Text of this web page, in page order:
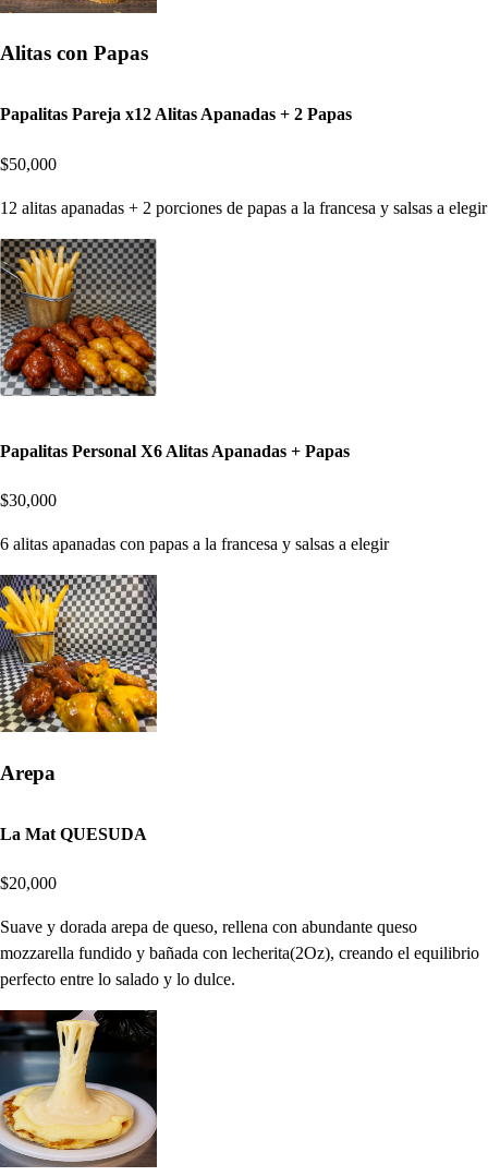
Alitas con Papas
Papalitas Pareja x12 Alitas Apanadas + 2 Papas
$50,000
12 alitas apanadas + 2 porciones de papas a la francesa y salsas a elegir
Papalitas Personal X6 Alitas Apanadas + Papas
$30,000
6 alitas apanadas con papas a la francesa y salsas a elegir
Arepa
La Mat QUESUDA
$20,000
Suave y dorada arepa de queso, rellena con abundante queso
mozzarella fundido y bañada con lecherita(2Oz), creando el equilibrio
perfecto entre lo salado y lo dulce.